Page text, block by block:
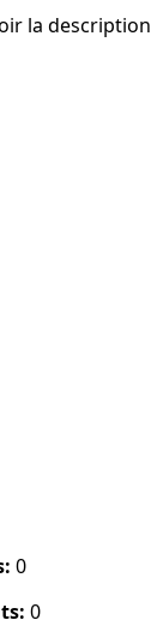
la description
0
0